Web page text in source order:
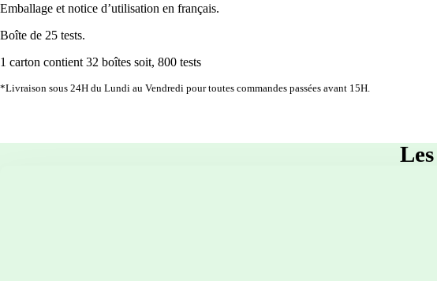
Emballage et notice d’utilisation en français.
Boîte de 25 tests.
1 carton contient 32 boîtes soit, 800 tests
*Livraison sous 24H du Lundi au Vendredi pour toutes commandes passées avant 15H.